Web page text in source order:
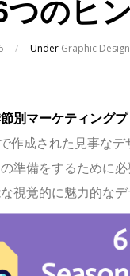
のヒ
/ Under Graphic Design
節別マーケティング
作成された見事な
準備をするために
視覚的に魅力的なデ